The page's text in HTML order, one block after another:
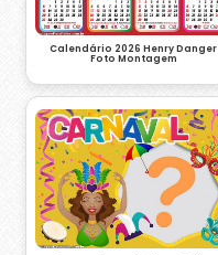
Calendário 2026 Henry Danger
Foto Montagem